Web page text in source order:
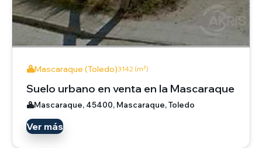
Mascaraque (Toledo)3142 (m²)
Suelo urbano en venta en la Mascaraque
Mascaraque, 45400, Mascaraque, Toledo
Ver más